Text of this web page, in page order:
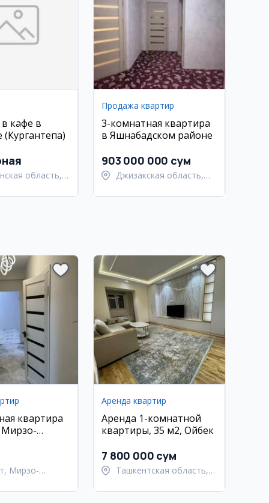
кафе в
область,
Продажа квартир
3-комнатная квартира
в Яшнабадском районе
903 000 000 сум
Джизакская область,
квартира
Мирзо-
Мирзо-
Аренда квартир
Аренда 1-комнатной
квартиры, 35 м2, Ойбек
7 800 000 сум
Ташкентская область,